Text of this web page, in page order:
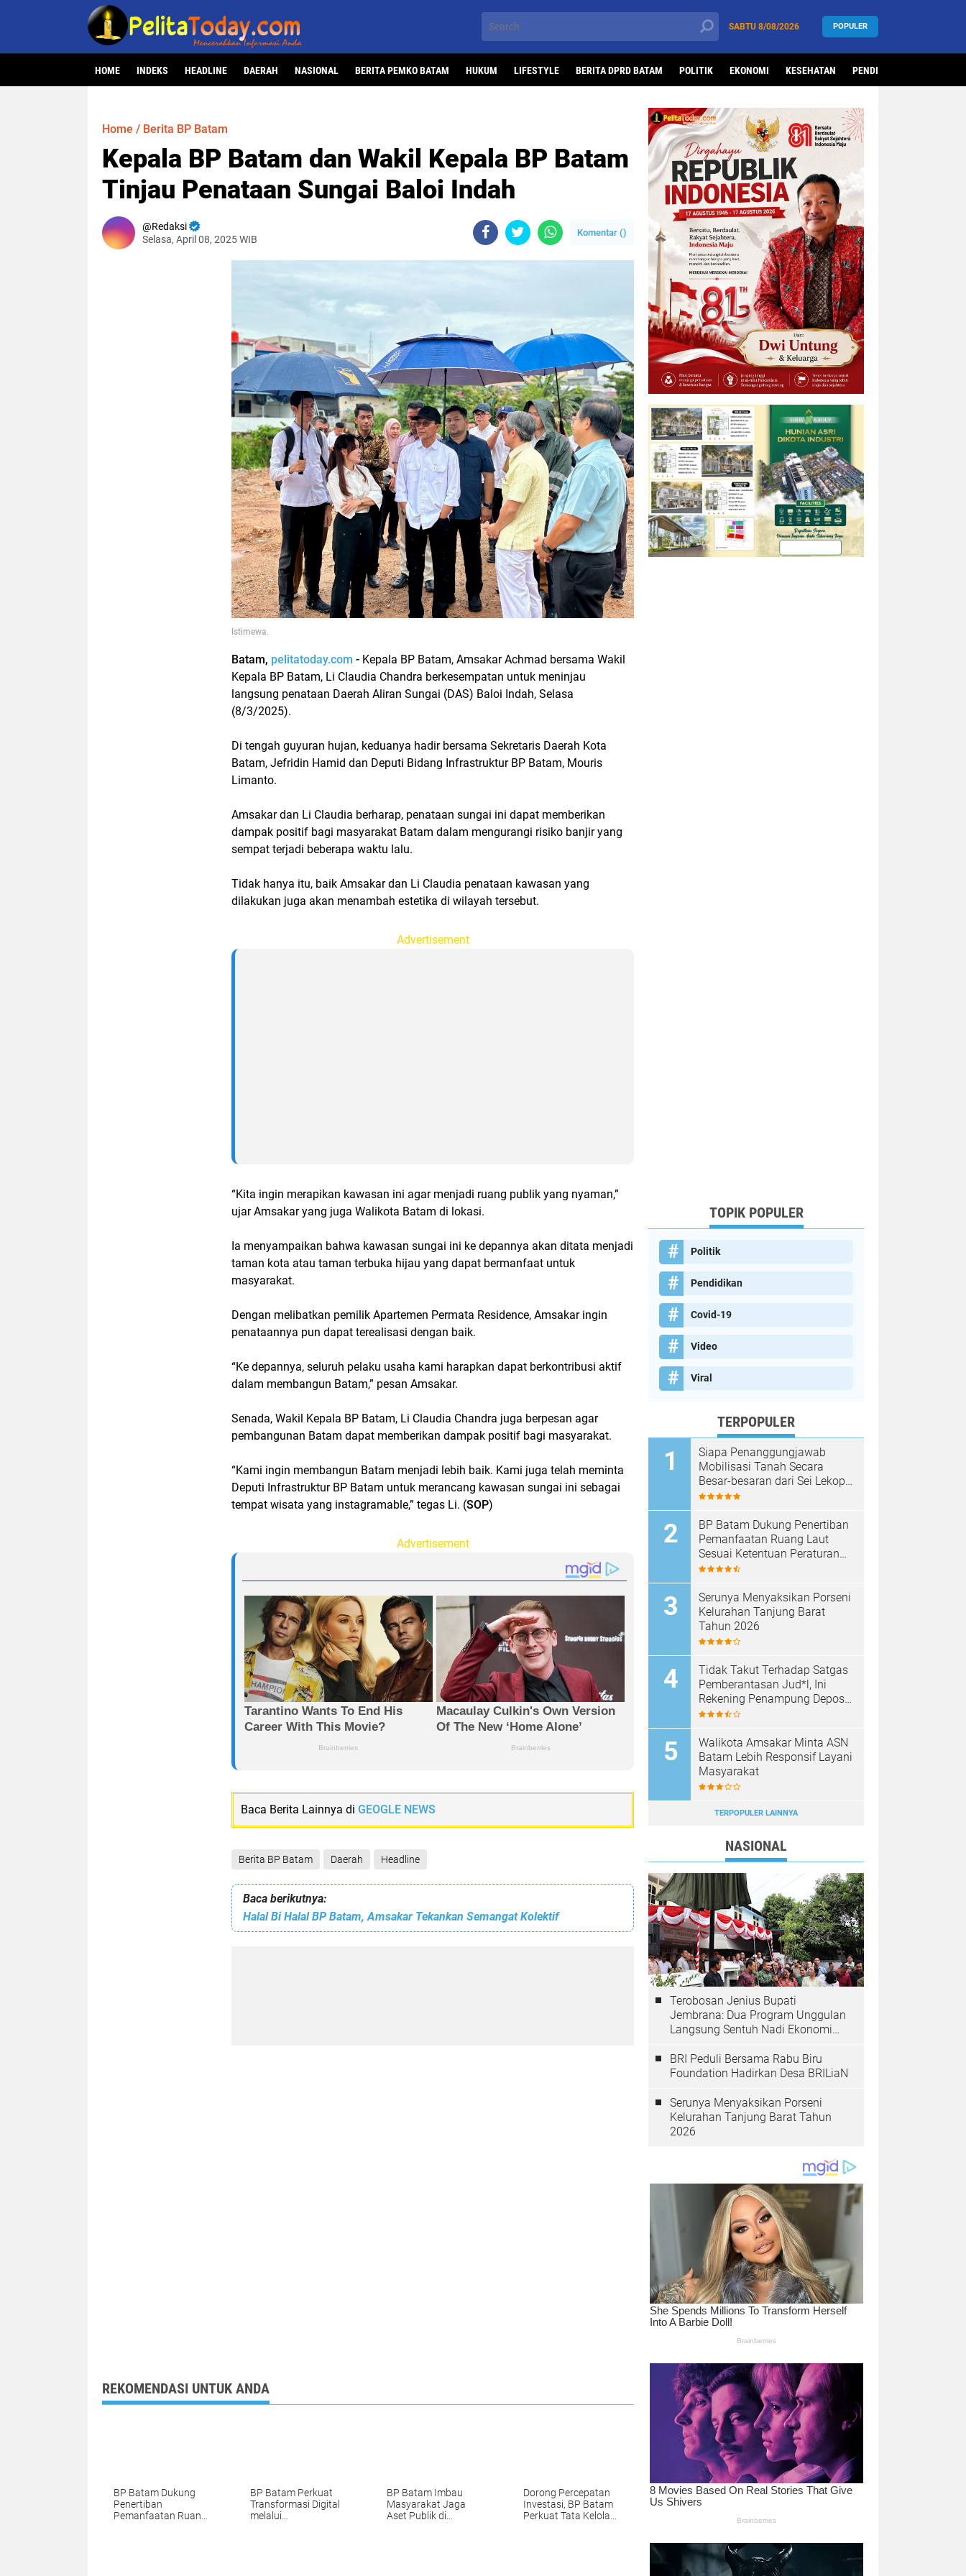
SABTU 8/08/2026 POPULER
HOME INDEKS HEADLINE DAERAH NASIONAL BERITA PEMKO BATAM HUKUM LIFESTYLE BERITA DPRD BATAM POLITIK EKONOMI KESEHATAN PENDIDIKAN
Home / Berita BP Batam
Kepala BP Batam dan Wakil Kepala BP Batam
Tinjau Penataan Sungai Baloi Indah
Redaksi
Selasa, April 08, 2025 WIB
Komentar ()
Istimewa.
Batam, pelitatoday.com - Kepala BP Batam, Amsakar Achmad bersama Wakil
Kepala BP Batam, Li Claudia Chandra berkesempatan untuk meninjau
langsung penataan Daerah Aliran Sungai (DAS) Baloi Indah, Selasa
(8/3/2025).
Di tengah guyuran hujan, keduanya hadir bersama Sekretaris Daerah Kota
Batam, Jefridin Hamid dan Deputi Bidang Infrastruktur BP Batam, Mouris
Limanto.
Amsakar dan Li Claudia berharap, penataan sungai ini dapat memberikan
dampak positif bagi masyarakat Batam dalam mengurangi risiko banjir yang
sempat terjadi beberapa waktu lalu.
Tidak hanya itu, baik Amsakar dan Li Claudia penataan kawasan yang
dilakukan juga akan menambah estetika di wilayah tersebut.
Advertisement
“Kita ingin merapikan kawasan ini agar menjadi ruang publik yang nyaman,”
ujar Amsakar yang juga Walikota Batam di lokasi.
Ia menyampaikan bahwa kawasan sungai ini ke depannya akan ditata menjadi
taman kota atau taman terbuka hijau yang dapat bermanfaat untuk
masyarakat.
Dengan melibatkan pemilik Apartemen Permata Residence, Amsakar ingin
penataannya pun dapat terealisasi dengan baik.
“Ke depannya, seluruh pelaku usaha kami harapkan dapat berkontribusi aktif
dalam membangun Batam,” pesan Amsakar.
Senada, Wakil Kepala BP Batam, Li Claudia Chandra juga berpesan agar
pembangunan Batam dapat memberikan dampak positif bagi masyarakat.
“Kami ingin membangun Batam menjadi lebih baik. Kami juga telah meminta
Deputi Infrastruktur BP Batam untuk merancang kawasan sungai ini sebagai
tempat wisata yang instagramable,” tegas Li. (SOP)
Advertisement
Baca Berita Lainnya di GEOGLE NEWS
Berita BP Batam Daerah Headline
Baca berikutnya:
Halal Bi Halal BP Batam, Amsakar Tekankan Semangat Kolektif
REKOMENDASI UNTUK ANDA
BP Batam Dukung
Penertiban
Pemanfaatan Ruang
BP Batam Perkuat
Transformasi Digital
melalui
BP Batam Imbau
Masyarakat Jaga
Aset Publik di
Dorong Percepatan
Investasi, BP Batam
Perkuat Tata Kelola
TOPIK POPULER
Politik
Pendidikan
Covid-19
Video
Viral
TERPOPULER
Siapa Penanggungjawab
Mobilisasi Tanah Secara
Besar-besaran dari Sei Lekop
ke Marina Sekupang Batam?
BP Batam Dukung Penertiban
Pemanfaatan Ruang Laut
Sesuai Ketentuan Peraturan
Perundang-undangan
Serunya Menyaksikan Porseni
Kelurahan Tanjung Barat
Tahun 2026
Tidak Takut Terhadap Satgas
Pemberantasan Jud*l, Ini
Rekening Penampung Deposit
di Situs MENARA4D
Walikota Amsakar Minta ASN
Batam Lebih Responsif Layani
Masyarakat
TERPOPULER LAINNYA
NASIONAL
Terobosan Jenius Bupati
Jembrana: Dua Program Unggulan
Langsung Sentuh Nadi Ekonomi
BRI Peduli Bersama Rabu Biru
Foundation Hadirkan Desa BRILiaN
Serunya Menyaksikan Porseni
Kelurahan Tanjung Barat Tahun
2026